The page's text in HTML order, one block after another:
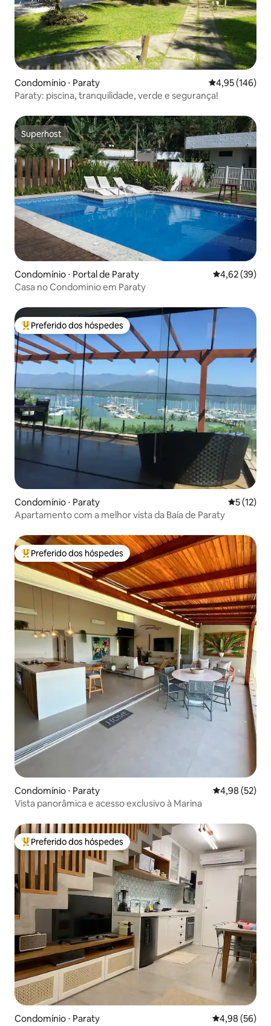
Condomínio ⋅ Paraty 4,95 de uma
4,95 (146)
Paraty: piscina, tranquilidade, verde e segurança!
Superhost
Superhost
Condomínio ⋅ Portal de Paraty 4,62 de uma
4,62 (39)
Casa no Condominio em Paraty
Entre os melhores preferidos dos hóspedes
Preferido dos hóspedes
Condomínio ⋅ Paraty 5 de uma
5 (12)
Apartamento com a melhor vista da Baía de Paraty
Entre os melhores preferidos dos hóspedes
Preferido dos hóspedes
Condomínio ⋅ Paraty 4,98 de uma
4,98 (52)
Vista panorâmica e acesso exclusivo à Marina
Entre os melhores preferidos dos hóspedes
Preferido dos hóspedes
Condomínio ⋅ Paraty 4,98 de uma
4,98 (56)